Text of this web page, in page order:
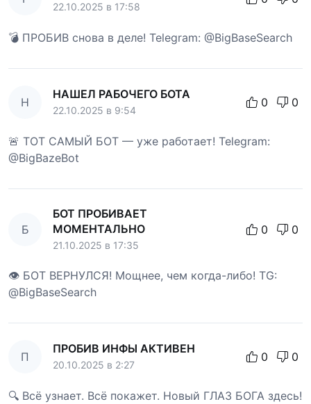
22.10.2025 в 17:58
💣 ПРОБИВ снова в деле! Telegram: @BigBaseSearch
Н
НАШЕЛ РАБОЧЕГО БОТА
22.10.2025 в 9:54
0 0
🚨 ТОТ САМЫЙ БОТ — уже работает! Telegram:
@BigBazeBot
Б
БОТ ПРОБИВАЕТ
МОМЕНТАЛЬНО
21.10.2025 в 17:35
0 0
👁 БОТ ВЕРНУЛСЯ! Мощнее, чем когда-либо! TG:
@BigBaseSearch
П
ПРОБИВ ИНФЫ АКТИВЕН
20.10.2025 в 2:27
0 0
🔍 Всё узнает. Всё покажет. Новый ГЛАЗ БОГА здесь!